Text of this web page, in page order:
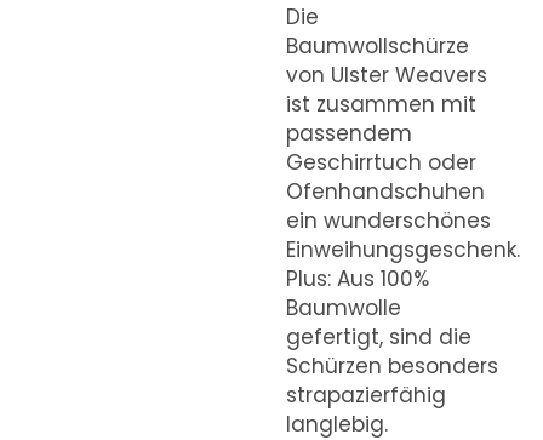
Die
Baumwollschürze
von Ulster Weavers
ist zusammen mit
passendem
Geschirrtuch oder
Ofenhandschuhen
ein wunderschönes
Einweihungsgeschenk.
Plus: Aus 100%
Baumwolle
gefertigt, sind die
Schürzen besonders
strapazierfähig
langlebig.